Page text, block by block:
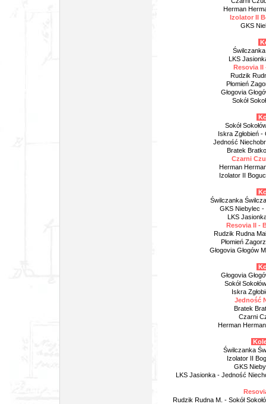
Herman
Izolator II
GKS
LKS
Resovia II
Rudzik
Płomień
Głogovia
Sokół
Sokół
Iskra Zgłobień -
Jedność
Bratek
Czarni
Herman
Izolator II
Świlczanka
GKS Niebylec
LKS
Resovia II -
Rudzik Rudna
Płomień
Głogovia Głogów
Głogovia
Sokół
Iskra
Jedność
Bratek
Czarni
Herman
Świlczanka
Izolator II
GKS
LKS Jasionka - Jedność
Rudzik Rudna M. - Sokół